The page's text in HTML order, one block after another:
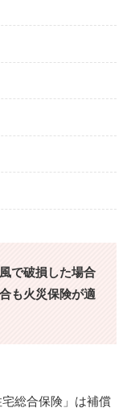
で破損した場合
も火災保険が適
総合保険」は補償